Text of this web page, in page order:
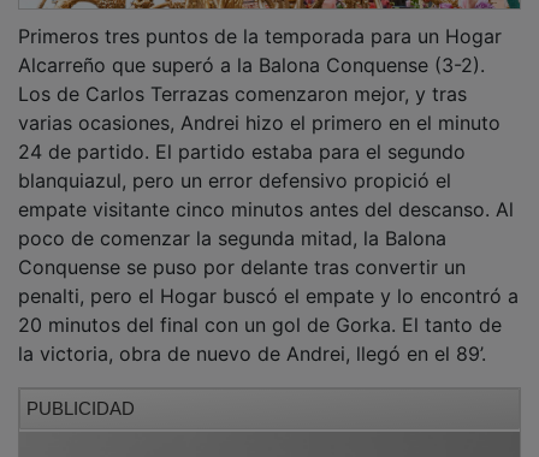
Alcarreño que superó a la Balona Conquense (3-2).
Los de Carlos Terrazas comenzaron mejor, y tras
varias ocasiones, Andrei hizo el primero en el minuto
24 de partido. El partido estaba para el segundo
blanquiazul, pero un error defensivo propició el
empate visitante cinco minutos antes del descanso. Al
poco de comenzar la segunda mitad, la Balona
Conquense se puso por delante tras convertir un
penalti, pero el Hogar buscó el empate y lo encontró a
20 minutos del final con un gol de Gorka. El tanto de
la victoria, obra de nuevo de Andrei, llegó en el 89’.